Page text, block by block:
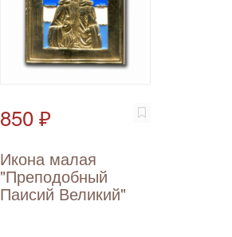
850 ₽
Икона малая
"Преподобный
Паисий Великий"